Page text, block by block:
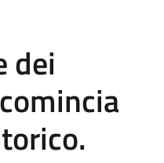
dei